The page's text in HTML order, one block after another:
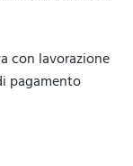
con lavorazione
pagamento